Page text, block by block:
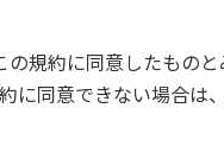
規約に同意したもの
に同意できない場合は